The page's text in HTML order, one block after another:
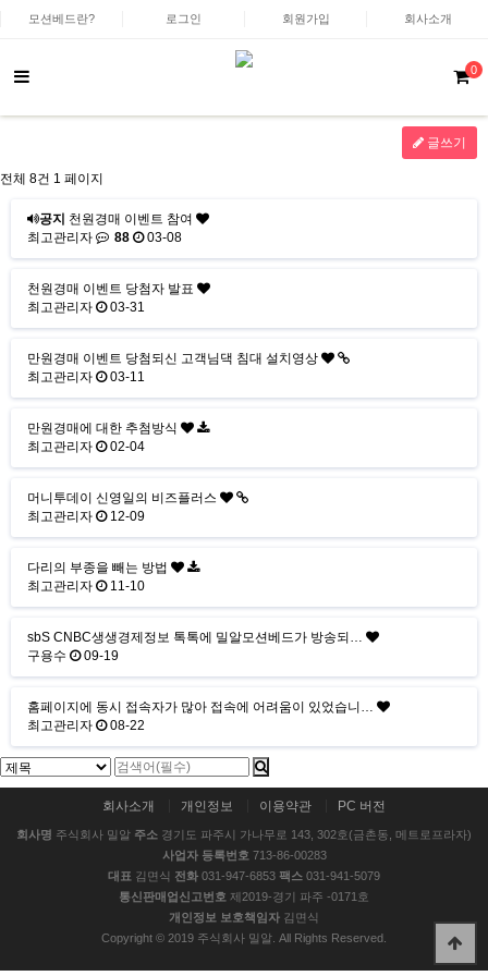
모션베드란? 로그인 회원가입 회사소개
0
글쓰기
전체 8건 1 페이지
공지 천원경매 이벤트 참여
최고관리자
88 03-08
천원경매 이벤트 당첨자 발표
최고관리자
03-31
만원경매 이벤트 당첨되신 고객님댁 침대 설치영상
최고관리자
03-11
만원경매에 대한 추첨방식
최고관리자
02-04
머니투데이 신영일의 비즈플러스
최고관리자
12-09
다리의 부종을 빼는 방법
최고관리자
11-10
sbS CNBC생생경제정보 톡톡에 밀알모션베드가 방송되…
구용수
09-19
홈페이지에 동시 접속자가 많아 접속에 어려움이 있었습니…
최고관리자
08-22
회사소개 개인정보 이용약관 PC 버전
회사명 주식회사 밀알 주소 경기도 파주시 가나무로 143, 302호(금촌동, 메트로프라자)
사업자 등록번호 713-86-00283
대표 김면식 전화 031-947-6853 팩스 031-941-5079
통신판매업신고번호 제2019-경기 파주 -0171호
개인정보 보호책임자 김면식
Copyright © 2019 주식회사 밀알. All Rights Reserved.